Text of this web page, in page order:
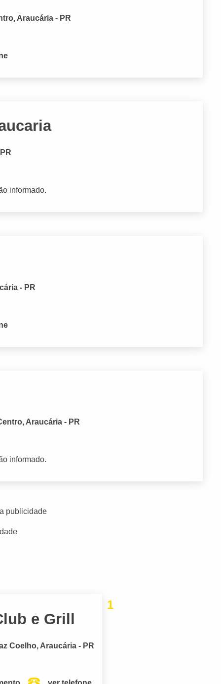
Araucária - PR
informado.
- PR
Araucária - PR
informado.
publicidade
e Grill
Coelho, Araucária - PR
1